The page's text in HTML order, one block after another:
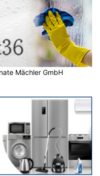
Mächler GmbH